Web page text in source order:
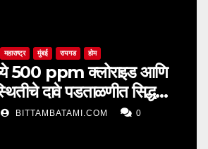
महाराष्ट्र मुंबई रायगड होम
500 ppm क्लोराइड आणि
दावे पडताळणीत सिद्ध
BITTAMBATAMI.COM 0